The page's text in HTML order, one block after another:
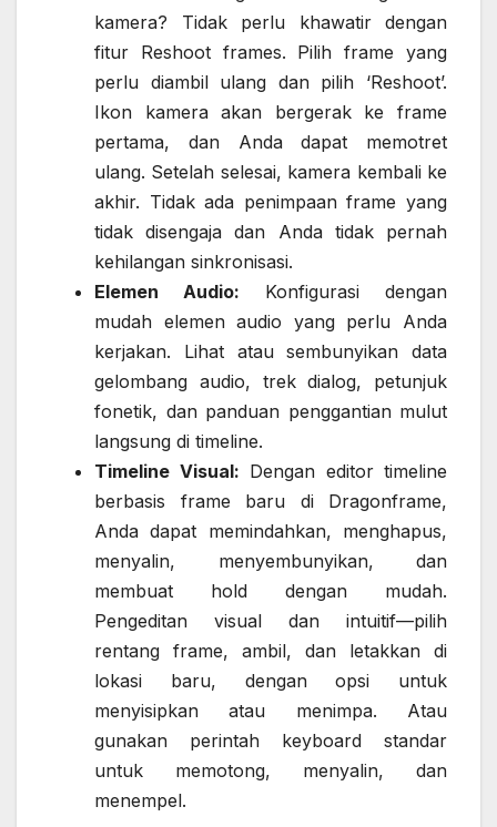
kamera? Tidak perlu khawatir dengan
fitur Reshoot frames. Pilih frame yang
perlu diambil ulang dan pilih ‘Reshoot’.
Ikon kamera akan bergerak ke frame
pertama, dan Anda dapat memotret
ulang. Setelah selesai, kamera kembali ke
akhir. Tidak ada penimpaan frame yang
tidak disengaja dan Anda tidak pernah
kehilangan sinkronisasi.
Elemen Audio: Konfigurasi dengan
mudah elemen audio yang perlu Anda
kerjakan. Lihat atau sembunyikan data
gelombang audio, trek dialog, petunjuk
fonetik, dan panduan penggantian mulut
langsung di timeline.
Timeline Visual: Dengan editor timeline
berbasis frame baru di Dragonframe,
Anda dapat memindahkan, menghapus,
menyalin, menyembunyikan, dan
membuat hold dengan mudah.
Pengeditan visual dan intuitif—pilih
rentang frame, ambil, dan letakkan di
lokasi baru, dengan opsi untuk
menyisipkan atau menimpa. Atau
gunakan perintah keyboard standar
untuk memotong, menyalin, dan
menempel.